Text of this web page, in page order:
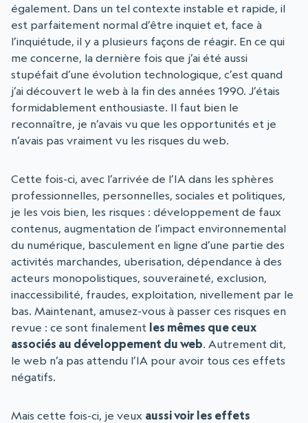
également. Dans un tel contexte instable et rapide, il
est parfaitement normal d’être inquiet et, face à
l’inquiétude, il y a plusieurs façons de réagir. En ce qui
me concerne, la dernière fois que j’ai été aussi
stupéfait d’une évolution technologique, c’est quand
j’ai découvert le web à la fin des années 1990. J’étais
formidablement enthousiaste. Il faut bien le
reconnaître, je n’avais vu que les opportunités et je
n’avais pas vraiment vu les risques du web.
Cette fois-ci, avec l’arrivée de l’IA dans les sphères
professionnelles, personnelles, sociales et politiques,
je les vois bien, les risques : développement de faux
contenus, augmentation de l’impact environnemental
du numérique, basculement en ligne d’une partie des
activités marchandes, uberisation, dépendance à des
acteurs monopolistiques, souveraineté, exclusion,
inaccessibilité, fraudes, exploitation, nivellement par le
bas. Maintenant, amusez-vous à passer ces risques en
revue : ce sont finalement les mêmes que ceux
associés au développement du web. Autrement dit,
le web n’a pas attendu l’IA pour avoir tous ces effets
négatifs.
Mais cette fois-ci, je veux aussi voir les effets